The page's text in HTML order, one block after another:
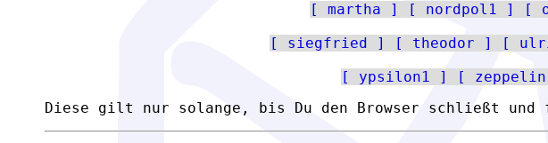
martha
nordpol1
siegfried
theodor
ypsilon1
zeppelin
Diese gilt nur solange, bis Du den Browser schließt